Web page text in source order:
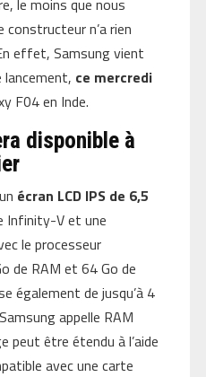
constructeur n’a rien
effet, Samsung vient
lancement, ce mercredi
F04 en Inde.
disponible à
écran LCD IPS de 6,5
Infinity-V et une
le processeur
de RAM et 64 Go de
également de jusqu’à 4
appelle RAM
peut être étendu à l’aide
avec une carte